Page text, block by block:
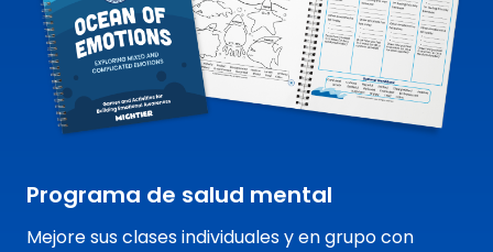
Programa de salud mental
Mejore sus clases individuales y en grupo con